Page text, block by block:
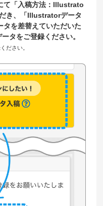
て「入稿方法：Illustrato
き、「Illustratorデータ
タを差替えていただいた
タをご登録ください。
ださい。